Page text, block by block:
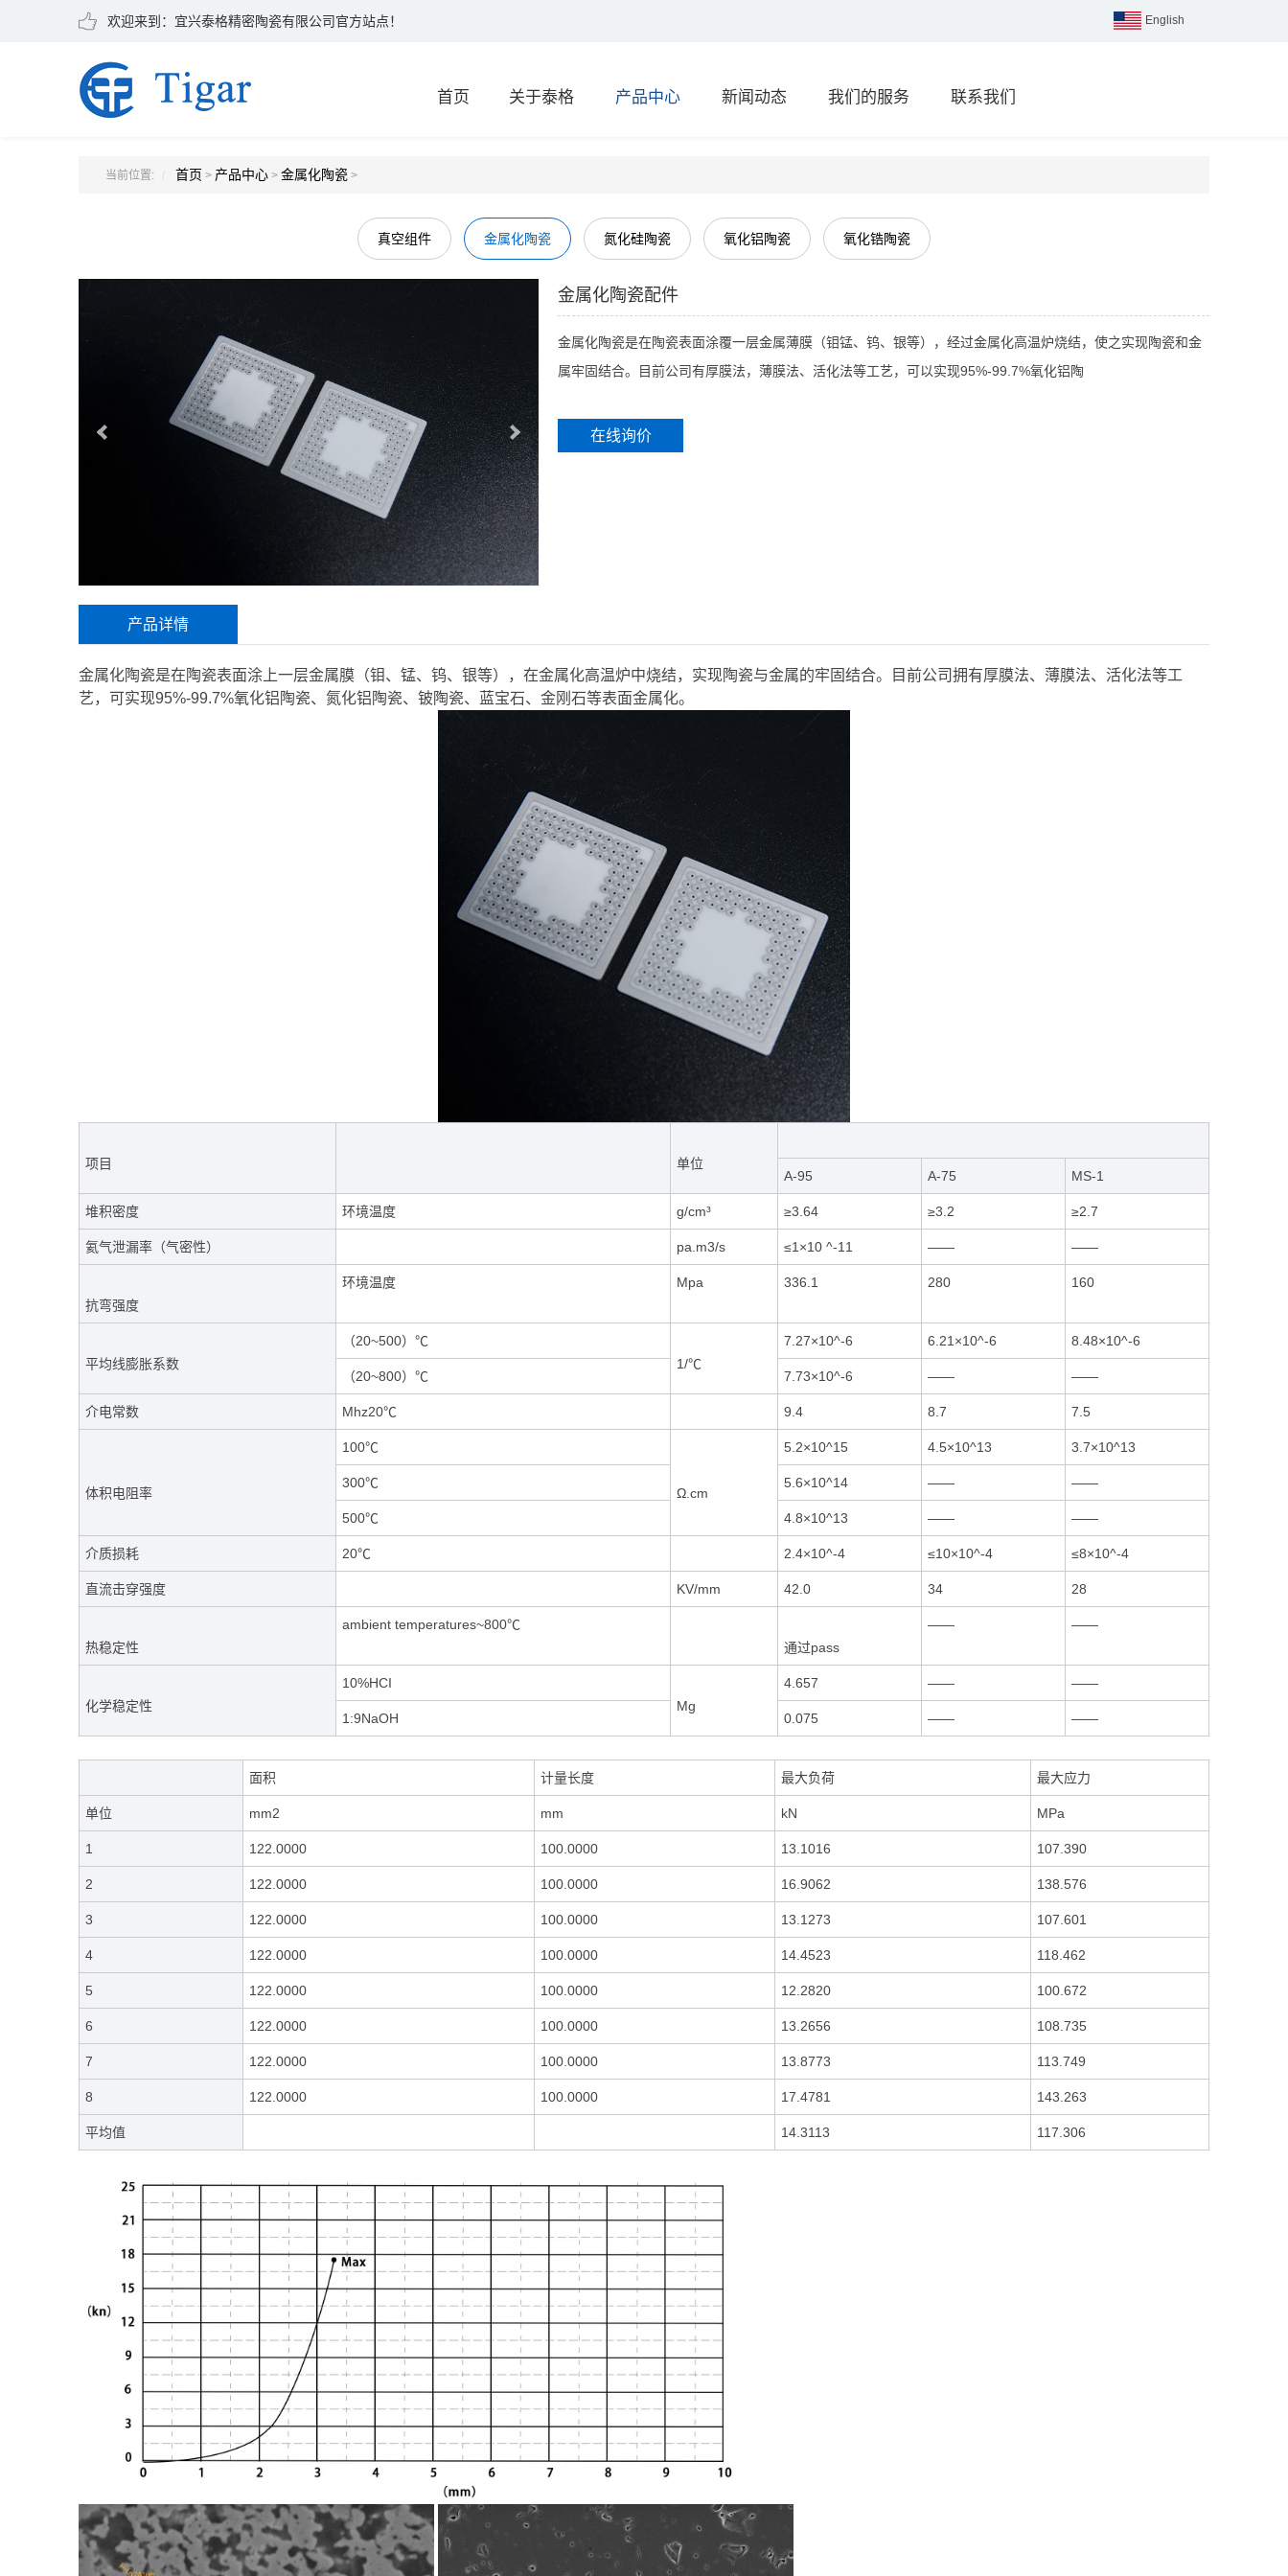
欢迎来到：宜兴泰格精密陶瓷有限公司官方站点！ English
首页 关于泰格 产品中心 新闻动态 我们的服务 联系我们
当前位置: 首页 > 产品中心 > 金属化陶瓷 >
真空组件 金属化陶瓷 氮化硅陶瓷 氧化铝陶瓷 氧化锆陶瓷
金属化陶瓷配件
金属化陶瓷是在陶瓷表面涂覆一层金属薄膜（钼锰、钨、银等），经过金属化高温炉烧结，使之实现陶瓷和金
属牢固结合。目前公司有厚膜法，薄膜法、活化法等工艺，可以实现95%-99.7%氧化铝陶
在线询价
产品详情
金属化陶瓷是在陶瓷表面涂上一层金属膜（钼、锰、钨、银等），在金属化高温炉中烧结，实现陶瓷与金属的牢固结合。目前公司拥有厚膜法、薄膜法、活化法等工
艺，可实现95%-99.7%氧化铝陶瓷、氮化铝陶瓷、铍陶瓷、蓝宝石、金刚石等表面金属化。
项目
单位
A-95
A-75 MS-1
堆积密度 环境温度 g/cm³ ≥3.64 ≥3.2 ≥2.7
氦气泄漏率（气密性） pa.m3/s ≤1×10 ^-11 —— ——
抗弯强度
环境温度 Mpa 336.1 280 160
平均线膨胀系数
（20~500）℃
1/℃
7.27×10^-6 6.21×10^-6 8.48×10^-6
（20~800）℃ 7.73×10^-6 —— ——
介电常数 Mhz20℃ 9.4 8.7 7.5
体积电阻率
100℃
Ω.cm
5.2×10^15 4.5×10^13 3.7×10^13
300℃ 5.6×10^14 —— ——
500℃ 4.8×10^13 —— ——
介质损耗 20℃ 2.4×10^-4 ≤10×10^-4 ≤8×10^-4
直流击穿强度 KV/mm 42.0 34 28
热稳定性
ambient temperatures~800℃
通过pass
—— ——
化学稳定性
10%HCI
Mg
4.657 —— ——
1:9NaOH 0.075 —— ——
面积 计量长度 最大负荷 最大应力
单位 mm2 mm kN MPa
1 122.0000 100.0000 13.1016 107.390
2 122.0000 100.0000 16.9062 138.576
3 122.0000 100.0000 13.1273 107.601
4 122.0000 100.0000 14.4523 118.462
5 122.0000 100.0000 12.2820 100.672
6 122.0000 100.0000 13.2656 108.735
7 122.0000 100.0000 13.8773 113.749
8 122.0000 100.0000 17.4781 143.263
平均值 14.3113 117.306